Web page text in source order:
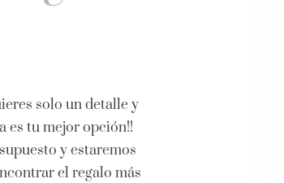
solo un detalle y
es tu mejor opción!!
y estaremos
el regalo más